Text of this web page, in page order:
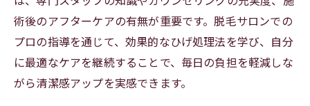
術後のアフターケアの有無が重要です。脱毛サロンでの
プロの指導を通じて、効果的なひげ処理法を学び、自分
に最適なケアを継続することで、毎日の負担を軽減しな
がら清潔感アップを実感できます。